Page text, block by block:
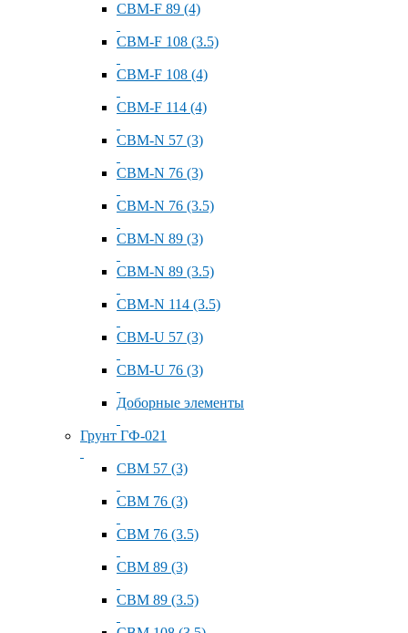
СВМ-F 89 (4)
СВМ-F 108 (3.5)
СВМ-F 108 (4)
СВМ-F 114 (4)
СВМ-N 57 (3)
СВМ-N 76 (3)
СВМ-N 76 (3.5)
СВМ-N 89 (3)
СВМ-N 89 (3.5)
СВМ-N 114 (3.5)
СВМ-U 57 (3)
СВМ-U 76 (3)
Доборные элементы
Грунт ГФ-021
СВМ 57 (3)
СВМ 76 (3)
СВМ 76 (3.5)
СВМ 89 (3)
СВМ 89 (3.5)